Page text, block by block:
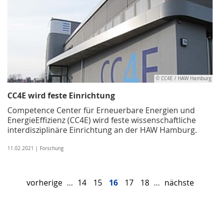
© CC4E / HAW Hamburg
CC4E wird feste Einrichtung
Competence Center für Erneuerbare Energien und
EnergieEffizienz (CC4E) wird feste wissenschaftliche
interdisziplinäre Einrichtung an der HAW Hamburg.
11.02.2021 | Forschung
vorherige … 14 15 16 17 18 … nächste